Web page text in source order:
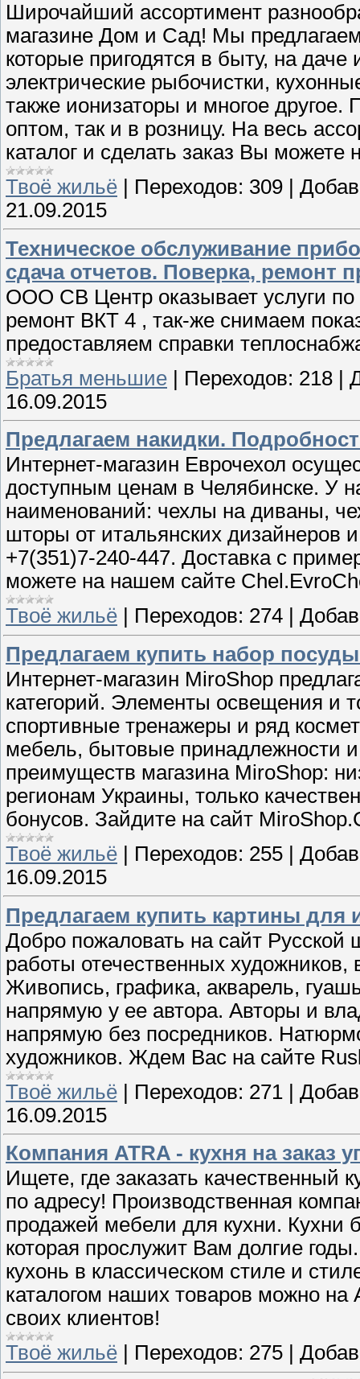
Широчайший ассортимент
магазине Дом и Сад! Мы
которые пригодятся в быту, на
электрические рыбочистки,
также ионизаторы и многое другое.
оптом, так и в розницу. На весь
каталог и сделать заказ Вы можете
Твоё жильё
Переходов: 309
21.09.2015
Техническое обслуживание
сдача отчетов. Поверка, ремонт
ООО СВ Центр оказывает услуги
ремонт ВКТ 4 , так-же снимаем
предоставляем справки
Братья меньшие | Переходов: 218 |
16.09.2015
Предлагаем накидки.
Интернет-магазин Еврочехол
доступным ценам в Челябинске. У
наименований: чехлы на диваны,
шторы от итальянских дизайнеров
+7(351)7-240-447. Доставка с
можете на нашем сайте
Твоё жильё
Переходов: 274
Предлагаем купить набор
Интернет-магазин MiroShop
категорий. Элементы освещения и
спортивные тренажеры и ряд
мебель, бытовые принадлежности
преимуществ магазина MiroShop:
регионам Украины, только
бонусов. Зайдите на сайт
Твоё жильё
Переходов: 255
16.09.2015
Предлагаем купить картины для
Добро пожаловать на сайт
работы отечественных
Живопись, графика, акварель,
напрямую у ее автора. Авторы и
напрямую без посредников.
художников. Ждем Вас на сайте
Твоё жильё | Переходов: 271 |
16.09.2015
Компания ATRA - кухня на заказ
Ищете, где заказать качественный
по адресу! Производственная
продажей мебели для кухни. Кухни
которая прослужит Вам долгие
кухонь в классическом стиле и
каталогом наших товаров можно
своих клиентов!
Твоё жильё
Переходов: 275